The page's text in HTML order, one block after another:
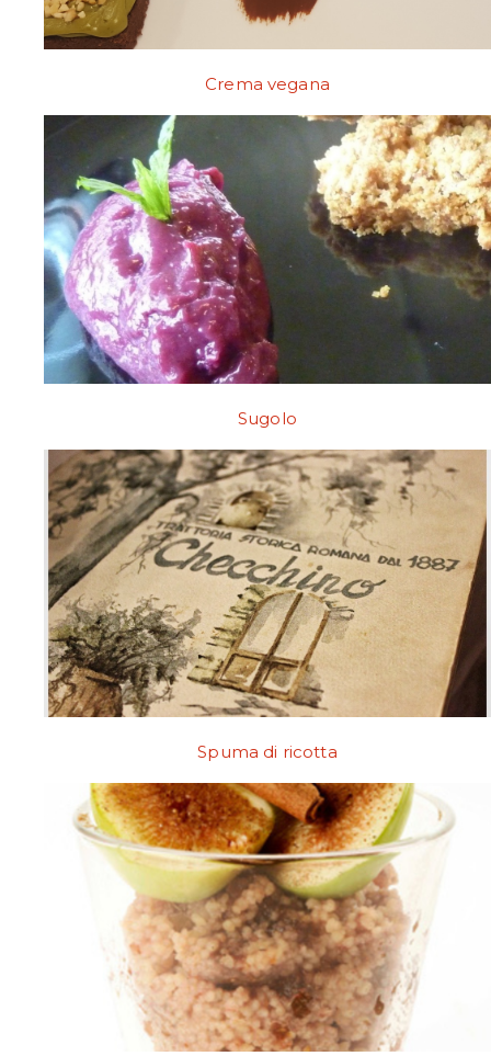
Crema vegana
Sugolo
Spuma di ricotta